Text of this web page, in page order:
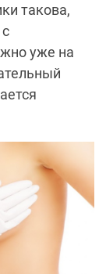
такова,
уже на